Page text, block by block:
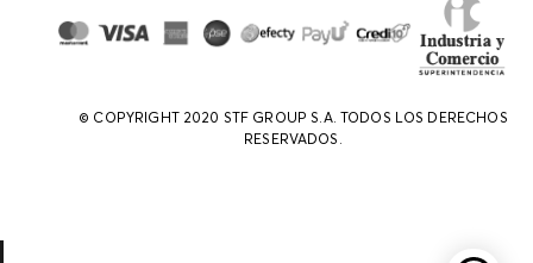
© COPYRIGHT 2020 STF GROUP S.A. TODOS LOS DERECHOS
RESERVADOS.